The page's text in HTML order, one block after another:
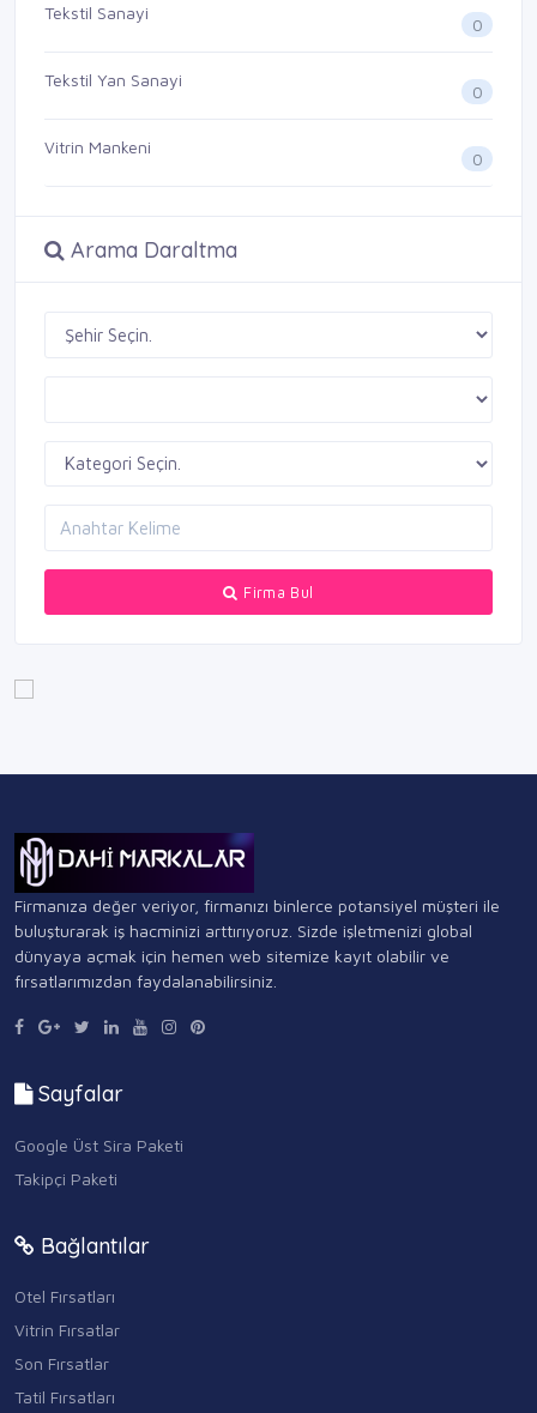
Tekstil Sanayi
0
Tekstil Yan Sanayi
0
Vitrin Mankeni
0
Arama Daraltma
Firma Bul
Firmanıza değer veriyor, firmanızı binlerce potansiyel müşteri ile
buluşturarak iş hacminizi arttırıyoruz. Sizde işletmenizi global
dünyaya açmak için hemen web sitemize kayıt olabilir ve
fırsatlarımızdan faydalanabilirsiniz.
Sayfalar
Google Üst Sira Paketi
Takipçi Paketi
Bağlantılar
Otel Fırsatları
Vitrin Fırsatlar
Son Fırsatlar
Tatil Fırsatları